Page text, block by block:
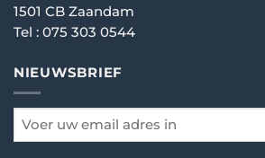
1501 CB Zaandam
Tel : 075 303 0544
NIEUWSBRIEF
email
*